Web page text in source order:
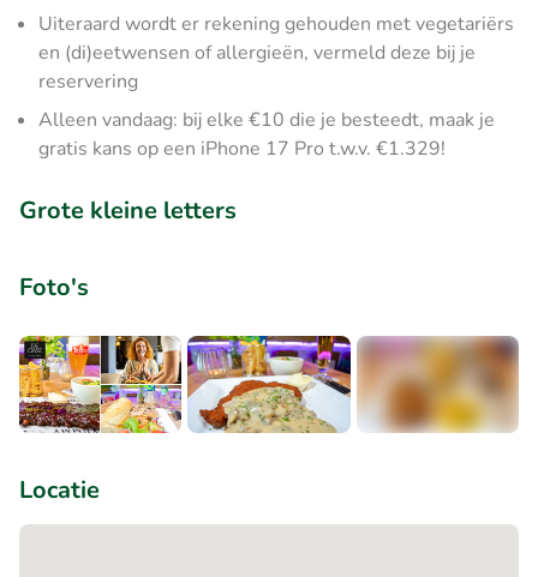
Uiteraard wordt er rekening gehouden met vegetariërs
en (di)eetwensen of allergieën, vermeld deze bij je
reservering
Alleen vandaag: bij elke €10 die je besteedt, maak je
gratis kans op een iPhone 17 Pro t.w.v. €1.329!
Grote kleine letters
Foto's
Locatie